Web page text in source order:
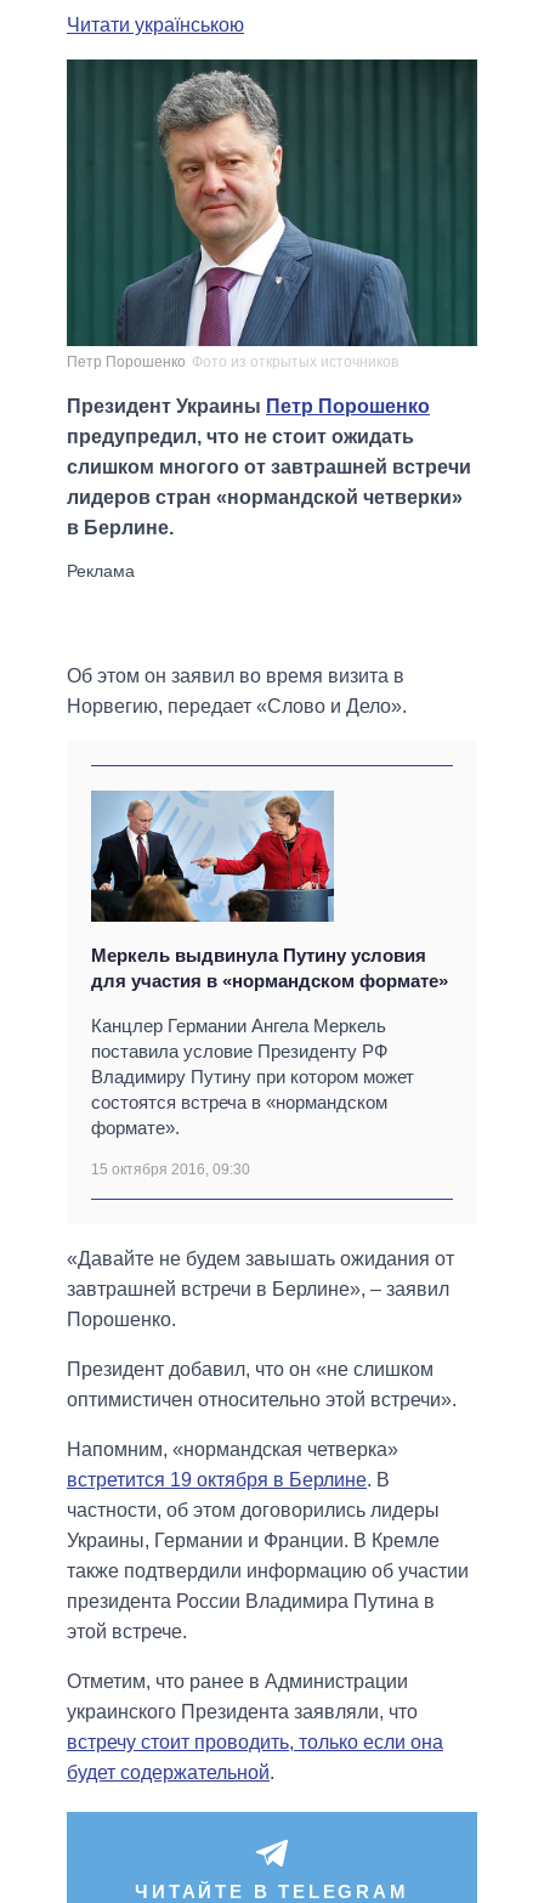
Читати українською
Петр Порошенко Фото из открытых источников
Президент Украины Петр Порошенко
предупредил, что не стоит ожидать
слишком многого от завтрашней встречи
лидеров стран «нормандской четверки»
в Берлине.
Об этом он заявил во время визита в
Норвегию, передает «Слово и Дело».
Меркель выдвинула Путину условия
для участия в «нормандском формате»
Канцлер Германии Ангела Меркель
поставила условие Президенту РФ
Владимиру Путину при котором может
состоятся встреча в «нормандском
формате».
15 октября 2016, 09:30
«Давайте не будем завышать ожидания от
завтрашней встречи в Берлине», – заявил
Порошенко.
Президент добавил, что он «не слишком
оптимистичен относительно этой встречи».
Напомним, «нормандская четверка»
встретится 19 октября в Берлине. В
частности, об этом договорились лидеры
Украины, Германии и Франции. В Кремле
также подтвердили информацию об участии
президента России Владимира Путина в
этой встрече.
Отметим, что ранее в Администрации
украинского Президента заявляли, что
встречу стоит проводить, только если она
будет содержательной.
ЧИТАЙТЕ В TELEGRAM